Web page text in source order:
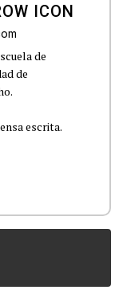
de
de
escrita.